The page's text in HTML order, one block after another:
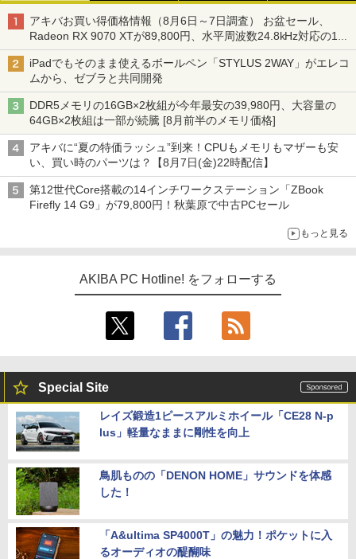
アキバお買い得価格情報（8月6日～7日調査） お盆セール、
Radeon RX 9070 XTが89,800円、水平周波数24.8kHz対応の17
型モニターが9,801円、暑さ指数連動セール ほか
iPadでもそのまま使えるボールペン「STYLUS 2WAY」がエレコ
ムから、ゼブラと共同開発
DDR5メモリの16GB×2枚組が今年最安の39,980円、大容量の
64GB×2枚組は一部が続騰 [8月前半のメモリ価格]
アキバに“夏の特価ラッシュ”到来！CPUもメモリもマザーも安
い、買い時のパーツは？【8月7日(金)22時配信】
第12世代Core搭載の14インチワークステーション「ZBook
Firefly 14 G9」が79,800円！秋葉原で中古PCセール
もっと見る
AKIBA PC Hotline! をフォローする
Special Site
レイズ鍛造1ピースアルミホイール「CE28 N-p
lus」軽量なままに剛性を向上
鳥肌ものの「DENON HOME」サウンドを体感
した！
「A&ultima SP4000T」の魅力！ポケットに入
るオーディオの醍醐味